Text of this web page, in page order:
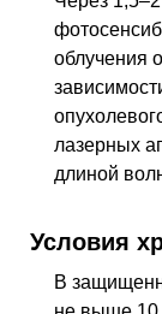
облучения
лазерных
длиной
Условия
В